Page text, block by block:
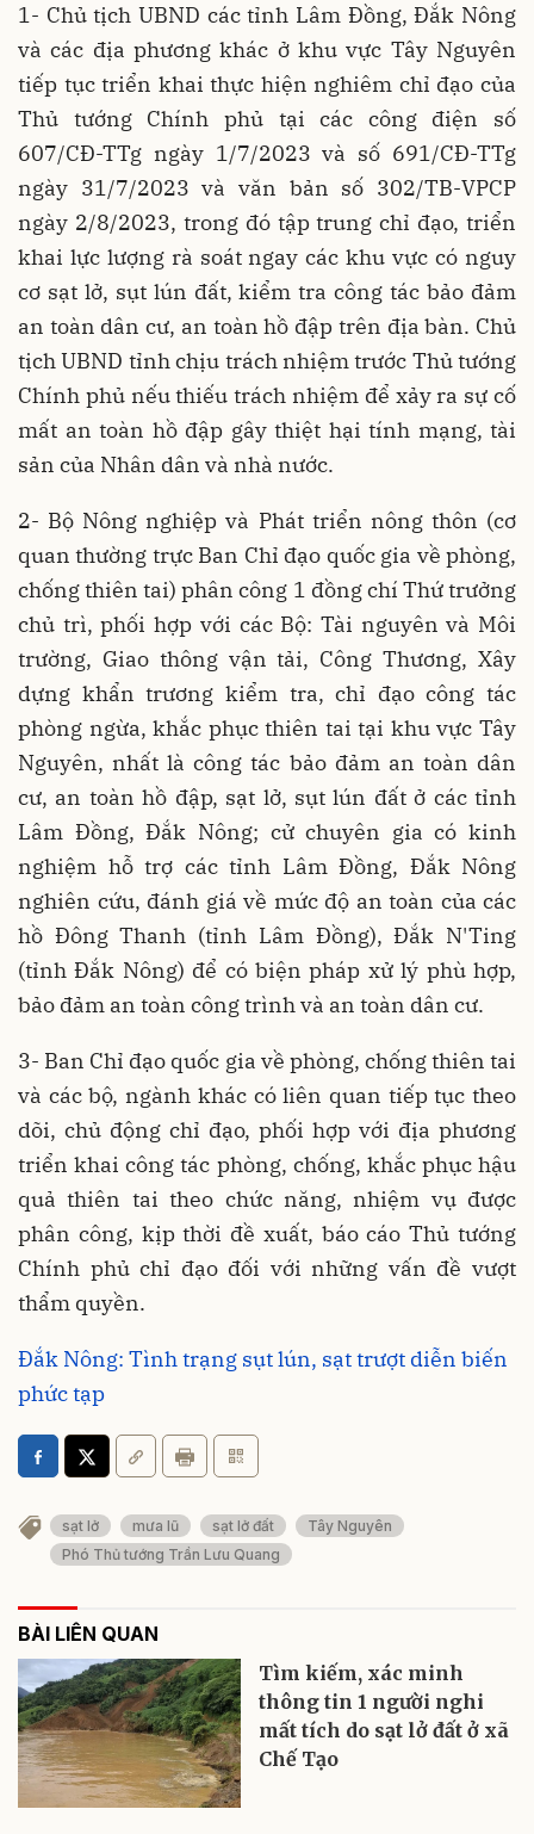
1- Chủ tịch UBND các tỉnh Lâm Đồng, Đắk Nông
và các địa phương khác ở khu vực Tây Nguyên
tiếp tục triển khai thực hiện nghiêm chỉ đạo của
Thủ tướng Chính phủ tại các công điện số
607/CĐ-TTg ngày 1/7/2023 và số 691/CĐ-TTg
ngày 31/7/2023 và văn bản số 302/TB-VPCP
ngày 2/8/2023, trong đó tập trung chỉ đạo, triển
khai lực lượng rà soát ngay các khu vực có nguy
cơ sạt lở, sụt lún đất, kiểm tra công tác bảo đảm
an toàn dân cư, an toàn hồ đập trên địa bàn. Chủ
tịch UBND tỉnh chịu trách nhiệm trước Thủ tướng
Chính phủ nếu thiếu trách nhiệm để xảy ra sự cố
mất an toàn hồ đập gây thiệt hại tính mạng, tài
sản của Nhân dân và nhà nước.
2- Bộ Nông nghiệp và Phát triển nông thôn (cơ
quan thường trực Ban Chỉ đạo quốc gia về phòng,
chống thiên tai) phân công 1 đồng chí Thứ trưởng
chủ trì, phối hợp với các Bộ: Tài nguyên và Môi
trường, Giao thông vận tải, Công Thương, Xây
dựng khẩn trương kiểm tra, chỉ đạo công tác
phòng ngừa, khắc phục thiên tai tại khu vực Tây
Nguyên, nhất là công tác bảo đảm an toàn dân
cư, an toàn hồ đập, sạt lở, sụt lún đất ở các tỉnh
Lâm Đồng, Đắk Nông; cử chuyên gia có kinh
nghiệm hỗ trợ các tỉnh Lâm Đồng, Đắk Nông
nghiên cứu, đánh giá về mức độ an toàn của các
hồ Đông Thanh (tỉnh Lâm Đồng), Đắk N'Ting
(tỉnh Đắk Nông) để có biện pháp xử lý phù hợp,
bảo đảm an toàn công trình và an toàn dân cư.
3- Ban Chỉ đạo quốc gia về phòng, chống thiên tai
và các bộ, ngành khác có liên quan tiếp tục theo
dõi, chủ động chỉ đạo, phối hợp với địa phương
triển khai công tác phòng, chống, khắc phục hậu
quả thiên tai theo chức năng, nhiệm vụ được
phân công, kịp thời đề xuất, báo cáo Thủ tướng
Chính phủ chỉ đạo đối với những vấn đề vượt
thẩm quyền.
Đắk Nông: Tình trạng sụt lún, sạt trượt diễn biến
phức tạp
sạt lở mưa lũ sạt lở đất
Tây Nguyên
Phó Thủ tướng Trần Lưu Quang
BÀI LIÊN QUAN
Tìm kiếm, xác minh
thông tin 1 người nghi
mất tích do sạt lở đất ở xã
Chế Tạo